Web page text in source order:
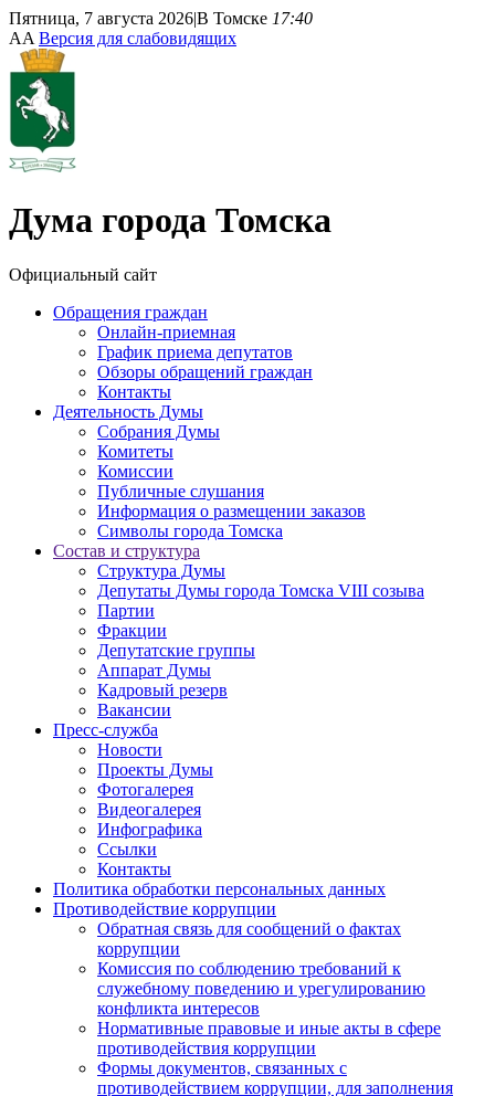
Пятница, 7 августа 2026|В Томске 17:40
AA Версия для слабовидящих
Дума города Томска
Официальный сайт
Обращения граждан
Онлайн-приемная
График приема депутатов
Обзоры обращений граждан
Контакты
Деятельность Думы
Собрания Думы
Комитеты
Комиссии
Публичные слушания
Информация о размещении заказов
Символы города Томска
Состав и структура
Структура Думы
Депутаты Думы города Томска VIII созыва
Партии
Фракции
Депутатские группы
Аппарат Думы
Кадровый резерв
Вакансии
Пресс-служба
Новости
Проекты Думы
Фотогалерея
Видеогалерея
Инфографика
Ссылки
Контакты
Политика обработки персональных данных
Прoтивoдeйствие кoрpупции
Обратная связь для сообщений о фактах
коррупции
Комиссия по соблюдению требований к
служебному поведению и урегулированию
конфликта интересов
Нормативные правовые и иные акты в сфере
противодействия коррупции
Формы документов, связанных с
противодействием коррупции, для заполнения